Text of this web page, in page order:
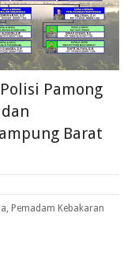
Pamong
Barat
Pemadam Kebakaran